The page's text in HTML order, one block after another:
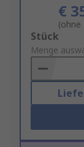
€
(ohne
Add
to
Basket
Stück
Menge